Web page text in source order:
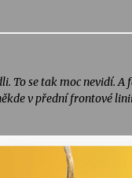
To se tak moc nevidí. A
v přední frontové